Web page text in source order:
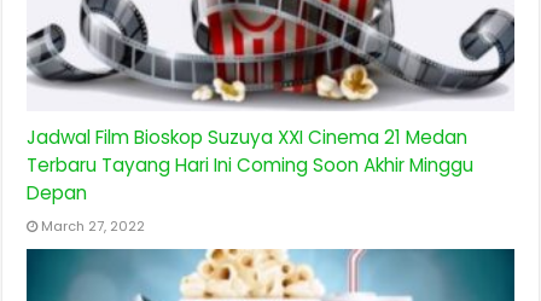
Jadwal Film Bioskop Suzuya XXI Cinema 21 Medan
Terbaru Tayang Hari Ini Coming Soon Akhir Minggu
Depan
March 27, 2022